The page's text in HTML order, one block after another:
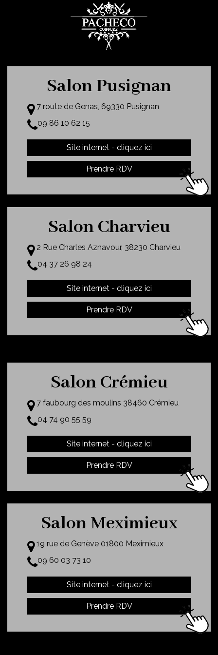
Salon Pusignan
7 route de Genas, 69330 Pusignan
09 86 10 62 15
Site internet - cliquez ici
Prendre RDV
Salon Charvieu
2 Rue Charles Aznavour, 38230 Charvieu
04 37 26 98 24
Site internet - cliquez ici
Prendre RDV
Salon Crémieu
7 faubourg des moulins 38460 Crémieu
04 74 90 55 59
Site internet - cliquez ici
Prendre RDV
Salon Meximieux
19 rue de Genève 01800 Meximieux
09 60 03 73 10
Site internet - cliquez ici
Prendre RDV